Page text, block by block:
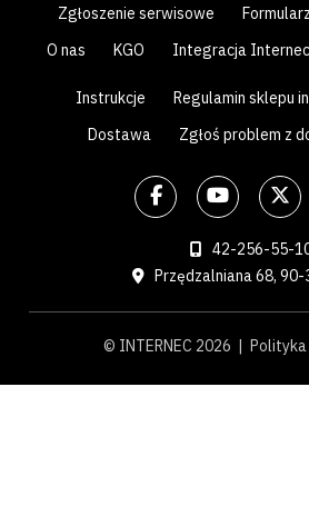
Zgłoszenie serwisowe
O nas
KGO Integracja
Instrukcje
Regulamin sklepu
Dostawa
Zgłoś problem z
42-256-55-
Przędzalniana 68,
© INTERNEC 2026 |